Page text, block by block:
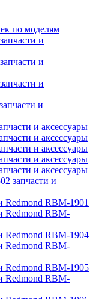
по моделям
и
и
и
и
и аксессуары
и аксессуары
и аксессуары
и аксессуары
и аксессуары
запчасти и
Redmond RBM-1901
Redmond RBM-
Redmond RBM-1904
Redmond RBM-
Redmond RBM-1905
Redmond RBM-